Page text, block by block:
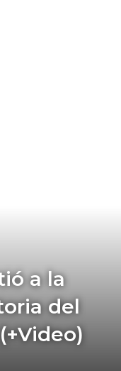
a la
del